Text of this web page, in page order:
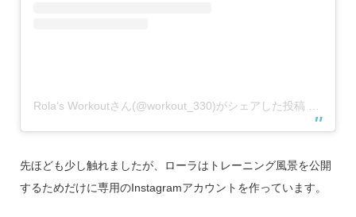
Rola’s Workoutさん(@workout_330)がシェアした投稿 2018
先ほども少し触れましたが、ローラはトレーニング風景を公開
するためだけに専用のInstagramアカウントを作っています。